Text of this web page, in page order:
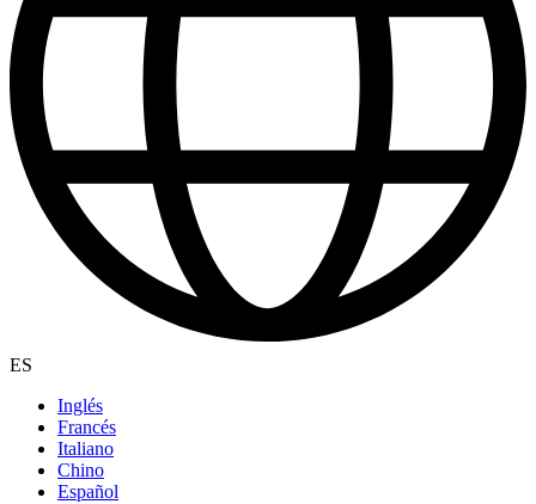
ES
Inglés
Francés
Italiano
Chino
Español